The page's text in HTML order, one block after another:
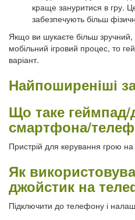
краще зануритися в гру.
забезпечують більш
Якщо ви шукаєте більш зручний,
мобільний ігровий процес, то
варіант.
Найпоширеніші
Що таке
смартфона/
Пристрій для керування грою
Як
джойстик на
Підключити до телефону і